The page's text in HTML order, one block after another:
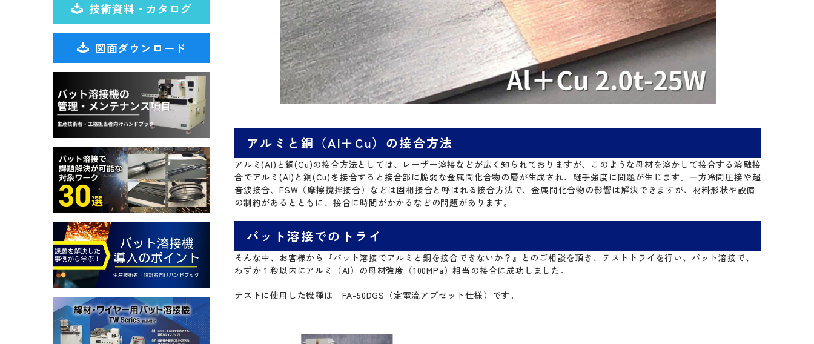
技術資料・カタログ
図面ダウンロード
アルミと銅（Al＋Cu）の接合方法
アルミ(Al)と銅(Cu)の接合方法としては、レーザー溶接などが広く知られておりますが、このような母材を溶かして接合する溶融接
合でアルミ(Al)と銅(Cu)を接合すると接合部に脆弱な金属間化合物の層が生成され、継手強度に問題が生じます。一方冷間圧接や超
音波接合、FSW（摩擦撹拌接合）などは固相接合と呼ばれる接合方法で、金属間化合物の影響は解決できますが、材料形状や設備
の制約があるとともに、接合に時間がかかるなどの問題があります。
バット溶接でのトライ
そんな中、お客様から『バット溶接でアルミと銅を接合できないか？』とのご相談を頂き、テストトライを行い、バット溶接で、
わずか１秒以内にアルミ（Al）の母材強度（100MPa）相当の接合に成功しました。
テストに使用した機種は FA-50DGS（定電流アプセット仕様）です。